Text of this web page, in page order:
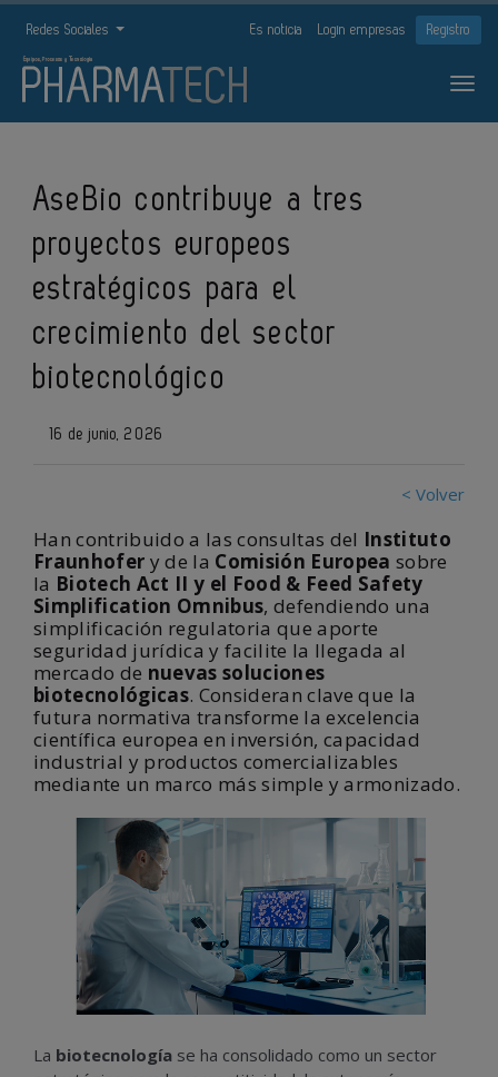
Redes Sociales Es noticia Login empresas Registro
AseBio contribuye a tres
proyectos europeos
estratégicos para el
crecimiento del sector
biotecnológico
16 de junio, 2026
< Volver
Han contribuido a las consultas del Instituto
Fraunhofer y de la Comisión Europea sobre
la Biotech Act II y el Food & Feed Safety
Simplification Omnibus, defendiendo una
simplificación regulatoria que aporte
seguridad jurídica y facilite la llegada al
mercado de nuevas soluciones
biotecnológicas. Consideran clave que la
futura normativa transforme la excelencia
científica europea en inversión, capacidad
industrial y productos comercializables
mediante un marco más simple y armonizado.
La biotecnología se ha consolidado como un sector